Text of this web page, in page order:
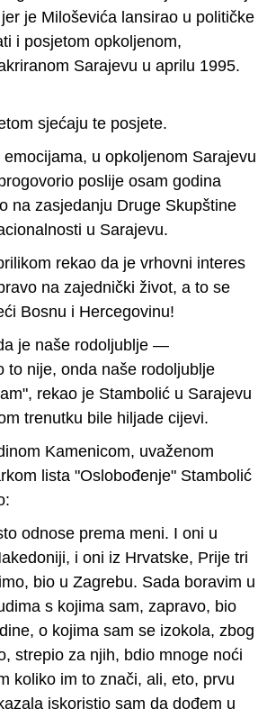
je Miloševića lansirao u političke
i posjetom opkoljenom,
Sarajevu u aprilu 1995.
sjećaju te posjete.
u opkoljenom Sarajevu
poslije osam godina
na zasjedanju Druge Skupštine
u Sarajevu.
rekao da je vrhovni interes
na zajednički život, a to se
Bosnu i Hercegovinu!
je naše rodoljublje —
to nije, onda naše rodoljublje
rekao je Stambolić u Sarajevu
trenutku bile hiljade cijevi.
Kamenicom, uvaženom
lista "Oslobođenje" Stambolić
odnose prema meni. I oni u
i oni iz Hrvatske, Prije tri
bio u Zagrebu. Sada boravim u
s kojima sam, zapravo, bio
o kojima sam se izokola, zbog
strepio za njih, bdio mnoge noći
koliko im to znači, ali, eto, prvu
iskoristio sam da dođem u